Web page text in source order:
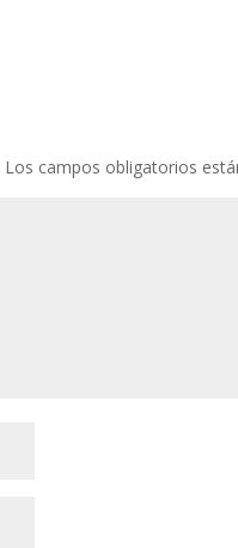
Los campos obligatorios